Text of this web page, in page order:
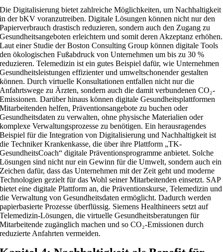
Die Digitalisierung bietet zahlreiche Möglichkeiten, um Nachhaltigkeit
in der bKV voranzutreiben. Digitale Lösungen können nicht nur den
Papierverbrauch drastisch reduzieren, sondern auch den Zugang zu
Gesundheitsangeboten erleichtern und somit deren Akzeptanz erhöhen.
Laut einer Studie der Boston Consulting Group können digitale Tools
den ökologischen Fußabdruck von Unternehmen um bis zu 30 %
reduzieren. Telemedizin ist ein gutes Beispiel dafür, wie Unternehmen
Gesundheitsleistungen effizienter und umweltschonender gestalten
können. Durch virtuelle Konsultationen entfallen nicht nur die
Anfahrtswege zu Ärzten, sondern auch die damit verbundenen CO₂-
Emissionen. Darüber hinaus können digitale Gesundheitsplattformen
Mitarbeitenden helfen, Präventionsangebote zu buchen oder
Gesundheitsdaten zu verwalten, ohne physische Materialien oder
komplexe Verwaltungsprozesse zu benötigen. Ein herausragendes
Beispiel für die Integration von Digitalisierung und Nachhaltigkeit ist
die Techniker Krankenkasse, die über ihre Plattform „TK-
GesundheitsCoach“ digitale Präventionsprogramme anbietet. Solche
Lösungen sind nicht nur ein Gewinn für die Umwelt, sondern auch ein
Zeichen dafür, dass das Unternehmen mit der Zeit geht und moderne
Technologien gezielt für das Wohl seiner Mitarbeitenden einsetzt. SAP
bietet eine digitale Plattform an, die Präventionskurse, Telemedizin und
die Verwaltung von Gesundheitsdaten ermöglicht. Dadurch werden
papierbasierte Prozesse überflüssig. Siemens Healthineers setzt auf
Telemedizin-Lösungen, die virtuelle Gesundheitsberatungen für
Mitarbeitende zugänglich machen und so CO₂-Emissionen durch
reduzierte Anfahrten vermeiden.